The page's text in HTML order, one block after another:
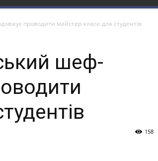
проводити майстер-класи для студентів
шеф-
158